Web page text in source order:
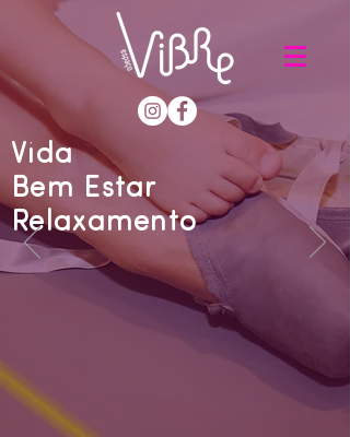
Vida
Bem Estar
Relaxamento